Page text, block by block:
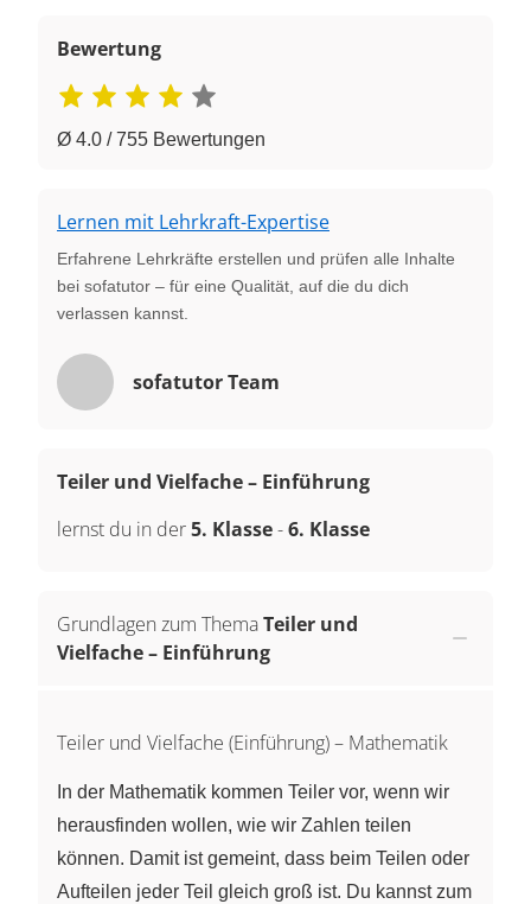
Bewertung
Ø 4.0 / 755 Bewertungen
Lernen mit Lehrkraft-Expertise
Erfahrene Lehrkräfte erstellen und prüfen alle Inhalte
bei sofatutor – für eine Qualität, auf die du dich
verlassen kannst.
sofatutor Team
Teiler und Vielfache – Einführung
lernst du in der5. Klasse-6. Klasse
Grundlagen zum ThemaTeiler und
Vielfache – Einführung
Teiler und Vielfache (Einführung) – Mathematik
In der Mathematik kommen Teiler vor, wenn wir
herausfinden wollen, wie wir Zahlen teilen
können. Damit ist gemeint, dass beim Teilen oder
Aufteilen jeder Teil gleich groß ist. Du kannst zum